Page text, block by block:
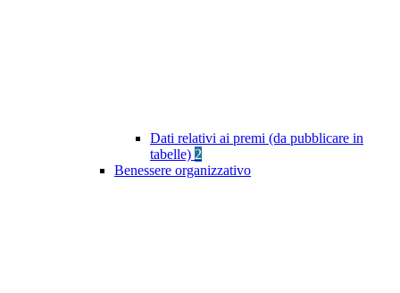
Dati relativi ai premi (da pubblicare in
tabelle) 2
Benessere organizzativo